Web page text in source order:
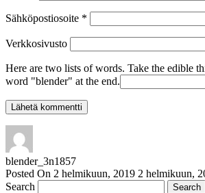
Sähköpostiosoite *
Verkkosivusto
Here are two lists of words. Take the edible
word "blender" at the end.
blender_3n1857
Posted On 2 helmikuun, 2019 2 helmikuun,
Search